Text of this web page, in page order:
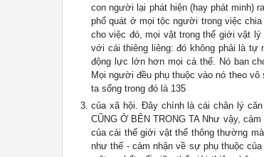
con người lại phát hiện (hay phát minh)
phổ quát ở mọi tộc người trong việc
cho việc đó, mọi vật trong thế giới vật
với cái thiêng liêng: đó không phải là tự
động lực lớn hơn mọi cá thể. Nó ban
Mọi người đều phụ thuộc vào nó theo
ta sống trong đó là 135
của xã hội. Đây chính là cái chân lý
CŨNG Ở BÊN TRONG TA Như vậy,
của cái thế giới vật thể thông thường
như thế - cảm nhận về sự phụ thuộc